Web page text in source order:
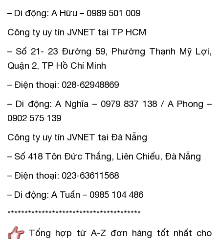
– Di động: A Hữu – 0989 501 009
Công ty uy tín JVNET tại TP HCM
– Số 21- 23 Đường 59, Phường Thạnh Mỹ Lợi,
Quận 2, TP Hồ Chí Minh
– Điện thoại: 028-62948869
– Di động: A Nghĩa – 0979 837 138 / A Phong –
0902 575 139
Công ty uy tín JVNET tại Đà Nẵng
– Số 418 Tôn Đức Thắng, Liên Chiểu, Đà Nẵng
– Điện thoại: 023-63611568
– Di động: A Tuấn – 0985 104 486
***************************************
Tổng hợp từ A-Z đơn hàng tốt nhất cho